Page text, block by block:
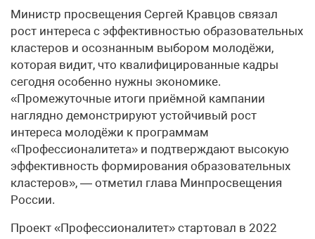
Министр просвещения Сергей Кравцов связал
рост интереса с эффективностью образовательных
кластеров и осознанным выбором молодёжи,
которая видит, что квалифицированные кадры
сегодня особенно нужны экономике.
«Промежуточные итоги приёмной кампании
наглядно демонстрируют устойчивый рост
интереса молодёжи к программам
«Профессионалитета» и подтверждают высокую
эффективность формирования образовательных
кластеров», — отметил глава Минпросвещения
России.
Проект «Профессионалитет» стартовал в 2022